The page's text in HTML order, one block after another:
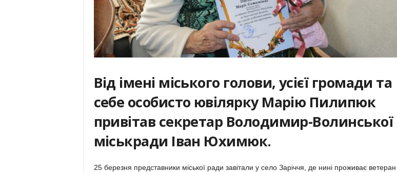
Від імені міського голови, усієї громади та
себе особисто ювілярку Марію Пилипюк
привітав секретар Володимир-Волинської
міськради Іван Юхимюк.
25 березня представники міської ради завітали у село Заріччя, де нині проживає ветеран